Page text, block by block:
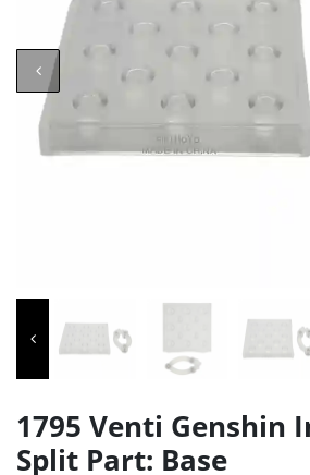
1795 Venti Genshin
Split Part: Base